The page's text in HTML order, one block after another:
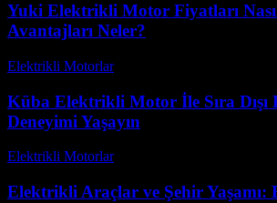
Yuki Elektrikli Motor Fiyatları
Avantajları Neler?
Elektrikli Motorlar-
Küba Elektrikli Motor İle Sıra Dışı
Deneyimi Yaşayın
Elektrikli Motorlar-
Elektrikli Araçlar ve Şehir Yaşamı: